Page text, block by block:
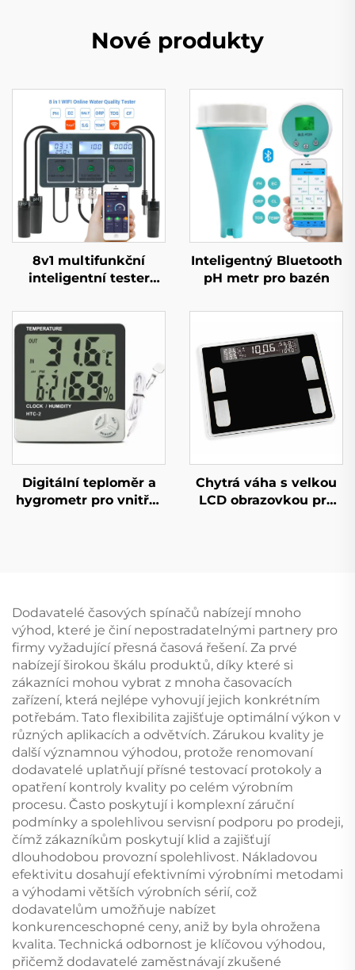
Nové produkty
8v1 multifunkční
inteligentní tester
Inteligentný Bluetooth
pH metr pro bazén
Digitální teploměr a
hygrometr pro vnitřní
Chytrá váha s velkou
LCD obrazovkou pro
Dodavatelé časových spínačů nabízejí mnoho
výhod, které je činí nepostradatelnými partnery pro
firmy vyžadující přesná časová řešení. Za prvé
nabízejí širokou škálu produktů, díky které si
zákazníci mohou vybrat z mnoha časovacích
zařízení, která nejlépe vyhovují jejich konkrétním
potřebám. Tato flexibilita zajišťuje optimální výkon v
různých aplikacích a odvětvích. Zárukou kvality je
další významnou výhodou, protože renomovaní
dodavatelé uplatňují přísné testovací protokoly a
opatření kontroly kvality po celém výrobním
procesu. Často poskytují i komplexní záruční
podmínky a spolehlivou servisní podporu po prodeji,
čímž zákazníkům poskytují klid a zajišťují
dlouhodobou provozní spolehlivost. Nákladovou
efektivitu dosahují efektivními výrobními metodami
a výhodami větších výrobních sérií, což
dodavatelům umožňuje nabízet
konkurenceschopné ceny, aniž by byla ohrožena
kvalita. Technická odbornost je klíčovou výhodou,
přičemž dodavatelé zaměstnávají zkušené